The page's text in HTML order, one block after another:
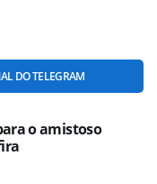
DO TELEGRAM
o amistoso